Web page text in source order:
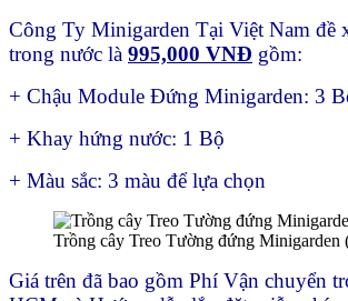
Công Ty Minigarden Tại Việt Nam đề
trong nước là 995,000 VNĐ gồm:
+ Chậu Module Đứng Minigarden: 3
+ Khay hứng nước: 1 Bộ
+ Màu sắc: 3 màu để lựa chọn
Trồng cây Treo Tường đứng
Giá trên đã bao gồm Phí Vận chuyển